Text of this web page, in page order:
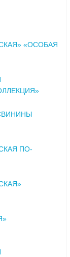
«ОСОБАЯ
ПО-